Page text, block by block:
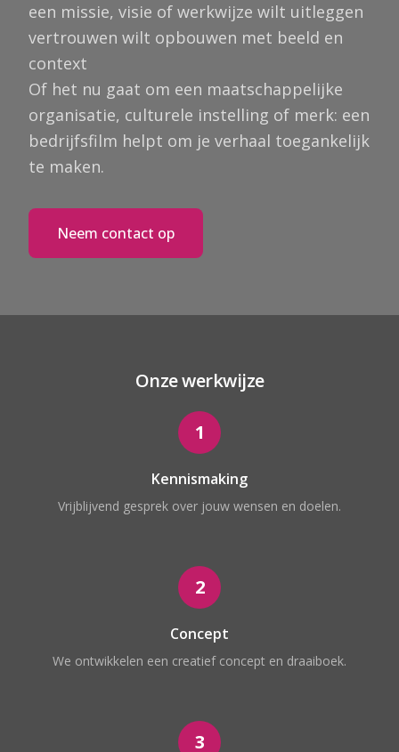
een missie, visie of werkwijze wilt uitleggen
vertrouwen wilt opbouwen met beeld en
context
Of het nu gaat om een maatschappelijke
organisatie, culturele instelling of merk: een
bedrijfsfilm helpt om je verhaal toegankelijk
te maken.
Neem contact op
Onze werkwijze
1
Kennismaking
Vrijblijvend gesprek over jouw wensen en doelen.
2
Concept
We ontwikkelen een creatief concept en draaiboek.
3